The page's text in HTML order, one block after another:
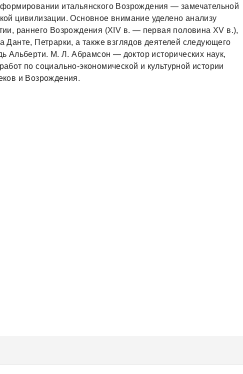
формировании итальянского Возрождения — замечательной
цивилизации. Основное внимание уделено анализу
раннего Возрождения (XIV в. — первая половина XV в.),
Данте, Петрарки, а также взглядов деятелей следующего
Альберти. М. Л. Абрамсон — доктор исторических наук,
по социально-экономической и культурной истории
и Возрождения.